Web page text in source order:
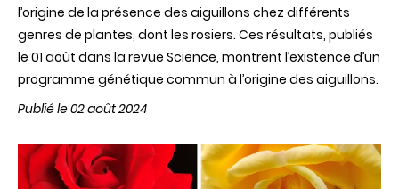
l’origine de la présence des aiguillons chez différents
genres de plantes, dont les rosiers. Ces résultats, publiés
le 01 août dans la revue Science, montrent l’existence d’un
programme génétique commun à l’origine des aiguillons.
Publié le 02 août 2024